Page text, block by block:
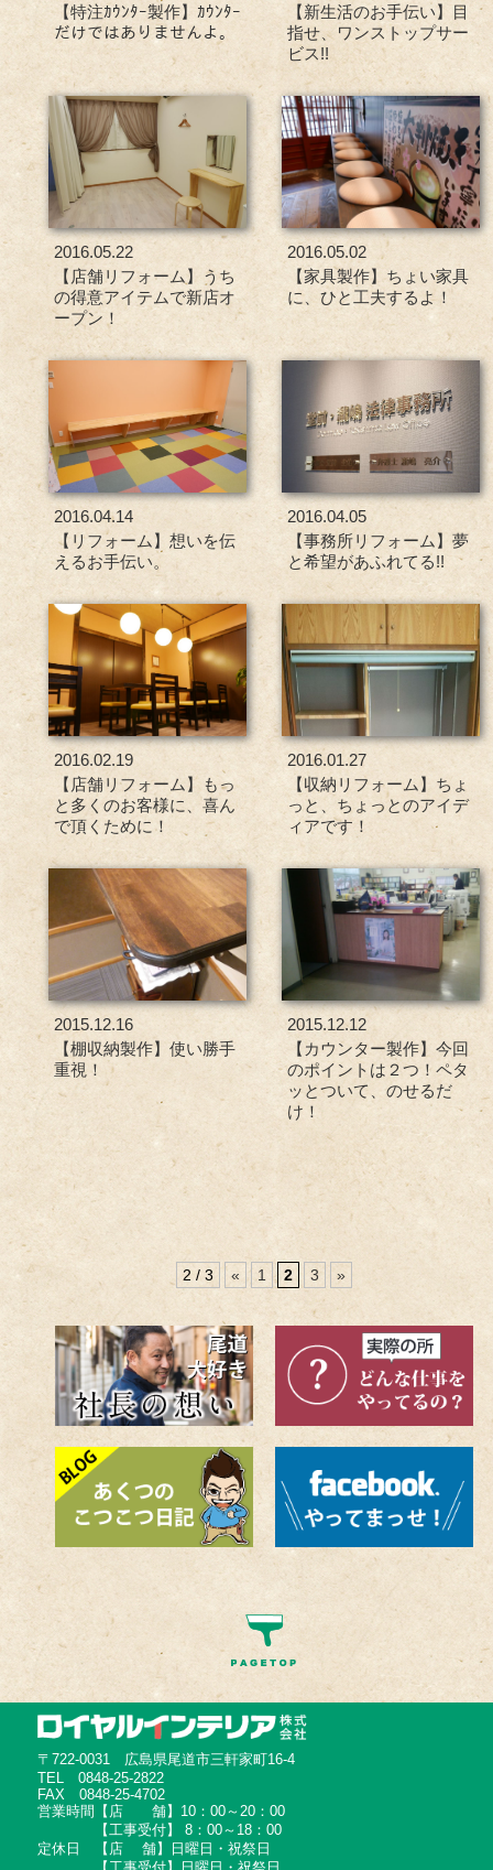
【特注ｶｳﾝﾀｰ製作】ｶｳﾝﾀｰ
だけではありませんよ。
【新生活のお手伝い】目
指せ、ワンストップサー
ビス!!
2016.05.22
【店舗リフォーム】うち
の得意アイテムで新店オ
ープン！
2016.05.02
【家具製作】ちょい家具
に、ひと工夫するよ！
2016.04.14
【リフォーム】想いを伝
えるお手伝い。
2016.04.05
【事務所リフォーム】夢
と希望があふれてる!!
2016.02.19
【店舗リフォーム】もっ
と多くのお客様に、喜ん
で頂くために！
2016.01.27
【収納リフォーム】ちょ
っと、ちょっとのアイデ
ィアです！
2015.12.16
【棚収納製作】使い勝手
重視！
2015.12.12
【カウンター製作】今回
のポイントは２つ！ペタ
ッとついて、のせるだ
け！
2 / 3 « 1 2 3 »
〒722-0031 広島県尾道市三軒家町16-4
TEL 0848-25-2822
FAX 0848-25-4702
営業時間【店 舗】10：00～20：00
【工事受付】 8：00～18：00
定休日 【店 舗】日曜日・祝祭日